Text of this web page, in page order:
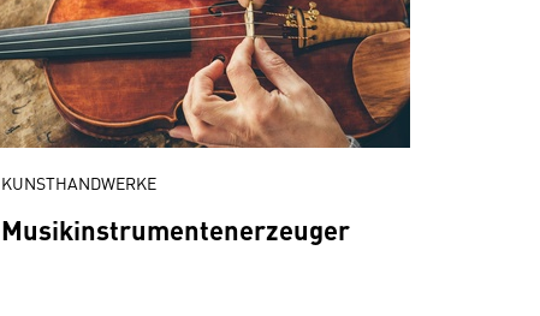
KUNSTHANDWERKE
Musikinstrumentenerzeuger